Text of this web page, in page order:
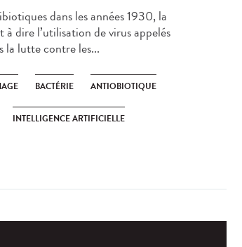
dans les années 1930, la
à dire l’utilisation de virus appelés
la lutte contre les...
BACTÉRIE ANTIOBIOTIQUE
INTELLIGENCE ARTIFICIELLE